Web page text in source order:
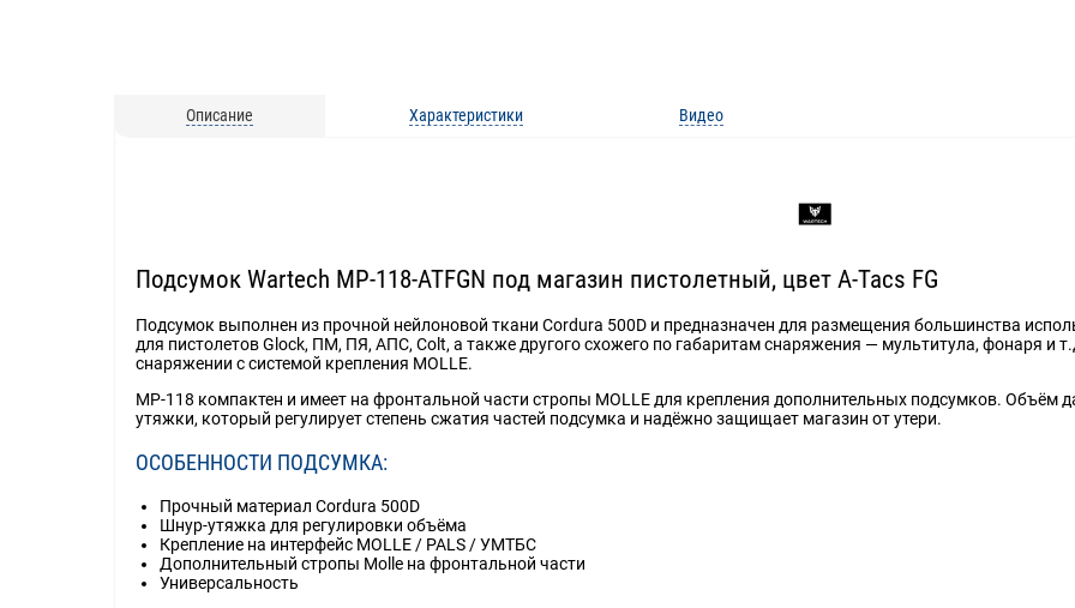
Описание Характеристики Видео
Подсумок Wartech MP-118-ATFGN под магазин пистолетный, цвет A-Tacs FG
Подсумок выполнен из прочной нейлоновой ткани Cordura 500D и предназначен для размещения большинства
для пистолетов Glock, ПМ, ПЯ, АПС, Colt, а также другого схожего по габаритам снаряжения — мультитула, фонаря
снаряжении с системой крепления MOLLE.
MP-118 компактен и имеет на фронтальной части стропы MOLLE для крепления дополнительных подсумков. Объём
утяжки, который регулирует степень сжатия частей подсумка и надёжно защищает магазин от утери.
ОСОБЕННОСТИ ПОДСУМКА:
Прочный материал Cordura 500D
Шнур-утяжка для регулировки объёма
Крепление на интерфейс MOLLE / PALS / УМТБС
Дополнительный стропы Molle на фронтальной части
Универсальность